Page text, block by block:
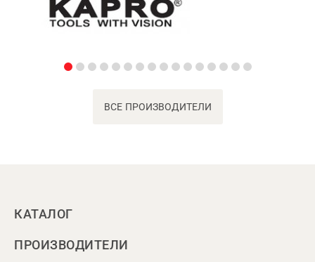
ВСЕ ПРОИЗВОДИТЕЛИ
КАТАЛОГ
ПРОИЗВОДИТЕЛИ